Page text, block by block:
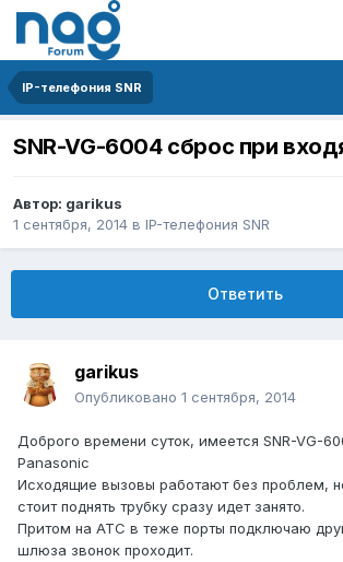
IP-телефония SNR
SNR-VG-6004 сброс при
Автор: garikus
1 сентября, 2014 в IP-телефония SNR
Ответить
garikus
Опубликовано 1 сентября, 2014
Доброго времени суток, имеется SNR-VG-
Panasonic
Исходящие вызовы работают без проблем,
стоит поднять трубку сразу идет занято.
Притом на АТС в теже порты подключаю
шлюза звонок проходит.